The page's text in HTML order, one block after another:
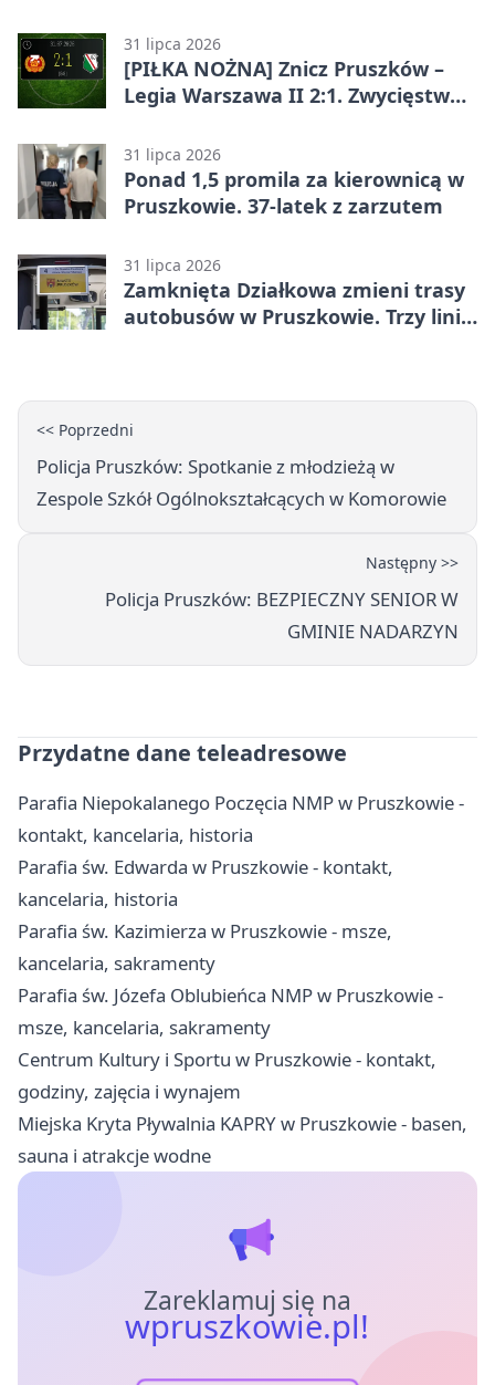
31 lipca 2026
[PIŁKA NOŻNA] Znicz Pruszków –
Legia Warszawa II 2:1. Zwycięstwo
minucie
31 lipca 2026
Ponad 1,5 promila za kierownicą w
Pruszkowie. 37-latek z zarzutem
31 lipca 2026
Zamknięta Działkowa zmieni trasy
autobusów w Pruszkowie. Trzy linie
<< Poprzedni
Policja Pruszków: Spotkanie z młodzieżą w
Zespole Szkół Ogólnokształcących w Komorowie
Następny >>
Policja Pruszków: BEZPIECZNY SENIOR W
GMINIE NADARZYN
Przydatne dane teleadresowe
Parafia Niepokalanego Poczęcia NMP w Pruszkowie -
kontakt, kancelaria, historia
Parafia św. Edwarda w Pruszkowie - kontakt,
kancelaria, historia
Parafia św. Kazimierza w Pruszkowie - msze,
kancelaria, sakramenty
Parafia św. Józefa Oblubieńca NMP w Pruszkowie -
msze, kancelaria, sakramenty
Centrum Kultury i Sportu w Pruszkowie - kontakt,
godziny, zajęcia i wynajem
Miejska Kryta Pływalnia KAPRY w Pruszkowie - basen,
sauna i atrakcje wodne
Zareklamuj się na
wpruszkowie.pl!